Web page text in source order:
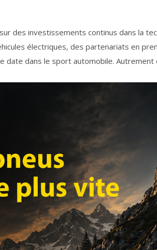
des investissements continus dans la
électriques, des partenariats en
date dans le sport automobile. Autrement